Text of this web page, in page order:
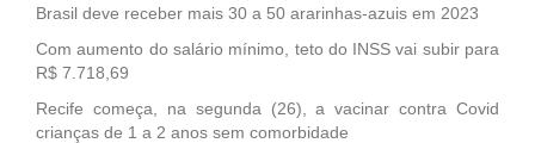
Brasil deve receber mais 30 a 50 ararinhas-azuis em 2023
Com aumento do salário mínimo, teto do INSS vai subir para
R$ 7.718,69
Recife começa, na segunda (26), a vacinar contra Covid
crianças de 1 a 2 anos sem comorbidade